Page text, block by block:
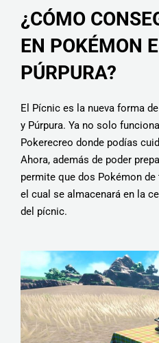
¿CÓMO
EN POKÉMON
PÚRPURA?
El Pícnic es la nueva forma
y Púrpura. Ya no solo
Pokerecreo donde podías
Ahora, además de poder
permite que dos Pokémon
el cual se almacenará en la
del pícnic.